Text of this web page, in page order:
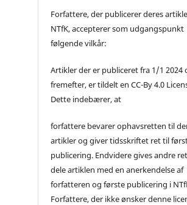
Forfattere, der publicerer deres
NTfK, accepterer som udgangspunkt
følgende vilkår:
Artikler der er publiceret fra 1/1 2024
fremefter, er tildelt en CC-By 4.0
Dette indebærer, at
forfattere bevarer ophavsretten til
artikler og giver tidsskriftet ret til
publicering. Endvidere gives andre
dele artiklen med en anerkendelse af
forfatteren og første publicering i
Forfattere, der ikke ønsker denne